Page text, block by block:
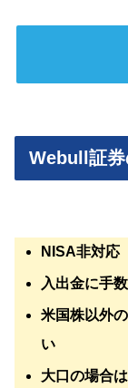
Webull証券
NISA非対応
入出金に手
米国株以外
い
大口の場合